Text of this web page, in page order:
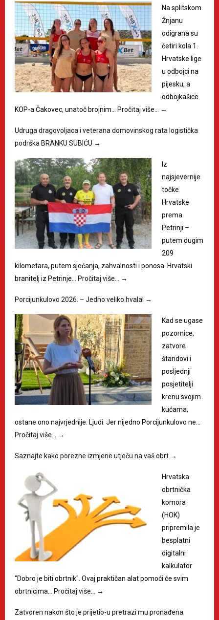
Na splitskom
Žnjanu
odigrana su
četiri kola 1.
Hrvatske lige
u odbojci na
pijesku, a
odbojkašice
KOP-a Čakovec, unatoč brojnim…
Pročitaj više… →
Udruga dragovoljaca i veterana domovinskog rata logistička
podrška BRANKU SUBIĆU →
Iz
najsjevernije
točke
Hrvatske
prema
Petrinji –
putem dugim
209
kilometara, putem sjećanja, zahvalnosti i ponosa. Hrvatski
branitelj iz Petrinje…
Pročitaj više… →
Porcijunkulovo 2026. – Jedno veliko hvala! →
Kad se ugase
pozornice,
zatvore
štandovi i
posljednji
posjetitelji
krenu svojim
kućama,
ostane ono najvrjednije. Ljudi. Jer nijedno Porcijunkulovo ne…
Pročitaj više…
→
Saznajte kako porezne izmjene utječu na vaš obrt →
Hrvatska
obrtnička
komora
(HOK)
pripremila je
besplatni
digitalni
kalkulator
"Dobro je biti obrtnik". Ovaj praktičan alat pomoći će svim
obrtnicima…
Pročitaj više… →
Zatvoren nakon što je prijetio-u pretrazi mu pronađena